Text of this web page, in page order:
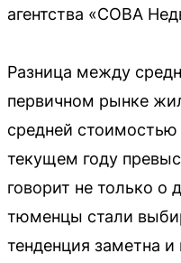
агентства «СОВА
Разница между
первичном рынке
средней
текущем году
говорит не только о
тюменцы стали
тенденция заметна и